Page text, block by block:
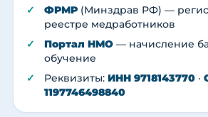
ФРМР (Минздрав РФ) —
реестре медработников
Портал НМО — начисление
обучение
Реквизиты: ИНН 9718143770 ·
1197746498840